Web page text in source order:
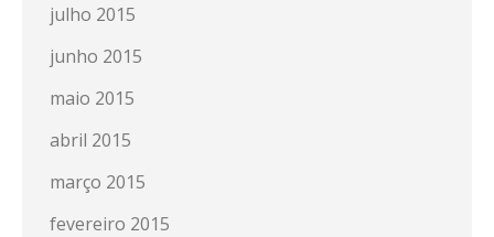
julho 2015
junho 2015
maio 2015
abril 2015
março 2015
fevereiro 2015